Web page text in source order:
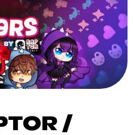
/